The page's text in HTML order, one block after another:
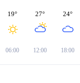
19°
06:00
27°
12:00
24°
18:00